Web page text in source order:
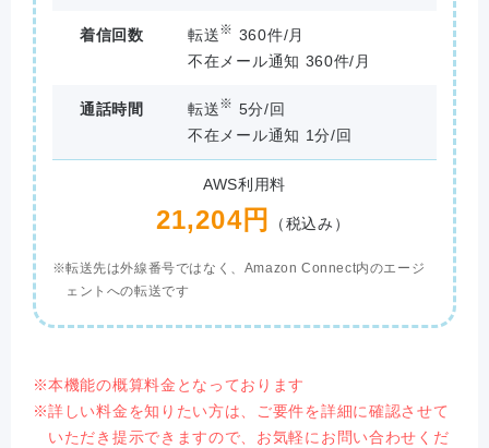
着信回数 転送※ 360件/月
不在メール通知 360件/月
通話時間 転送※ 5分/回
不在メール通知 1分/回
AWS利用料
21,204円 （税込み）
転送先は外線番号ではなく、Amazon Connect内のエージ
ェントへの転送です
本機能の概算料金となっております
詳しい料金を知りたい方は、ご要件を詳細に確認させて
いただき提示できますので、お気軽にお問い合わせくだ